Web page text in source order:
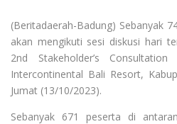
(Beritadaerah-Badung) Sebanyak
akan mengikuti sesi diskusi hari
2nd Stakeholder’s
Intercontinental Bali Resort,
Jumat (13/10/2023).
Sebanyak 671 peserta di